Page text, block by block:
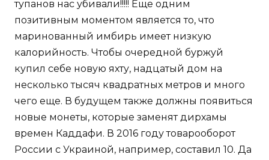
тупанов нас убивали!!!!! Еще одним
позитивным моментом является то, что
маринованный имбирь имеет низкую
калорийность. Чтобы очередной буржуй
купил себе новую яхту, надцатый дом на
несколько тысяч квадратных метров и много
чего еще. В будущем также должны появиться
новые монеты, которые заменят дирхамы
времен Каддафи. В 2016 году товарооборот
России с Украиной, например, составил 10. Да